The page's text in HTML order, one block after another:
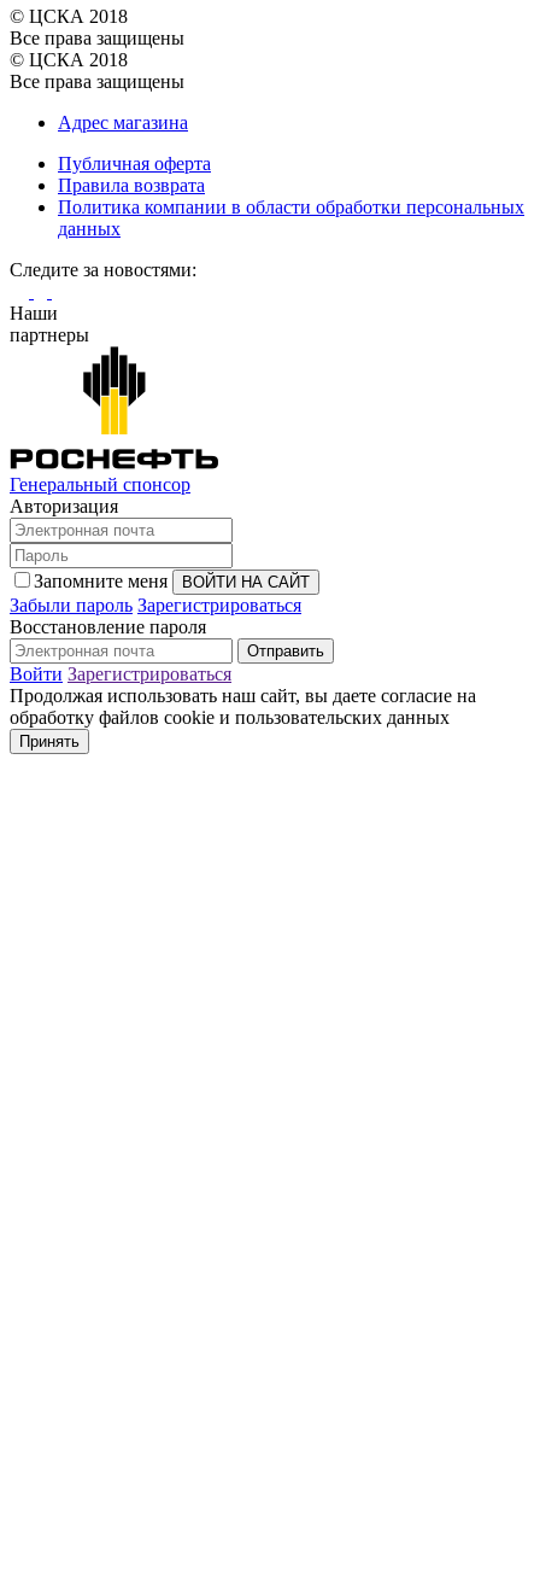
© ЦСКА 2018
Все права защищены
© ЦСКА 2018
Все права защищены
Адрес магазина
Публичная оферта
Правила возврата
Политика компании в области обработки персональных
данных
Cледите за новостями:
Наши
партнеры
Генеральный спонсор
Авторизация
Запомните меня
Забыли пароль Зарегистрироваться
Восстановление пароля
Войти Зарегистрироваться
Продолжая использовать наш сайт, вы даете согласие на
обработку файлов cookie и пользовательских данных
Принять